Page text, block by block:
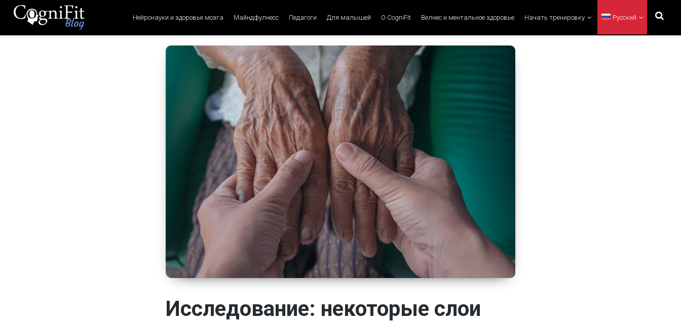
CogniFit
Нейронауки и здоровье мозга Майндфулнесс Педагоги Для малышей О CogniFit Велнес и ментальное здоровье Начать тренировку Русский
Исследование: некоторые слои